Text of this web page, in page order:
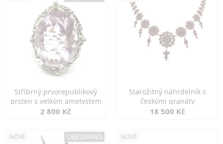
Stříbrný prvorepublikový
prsten s velkým ametystem
2 800 Kč
Starožitný náhrdelník s
českými granáty
18 500 Kč
NOVÉ OBJEDNÁNO NOVÉ